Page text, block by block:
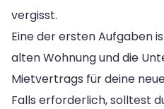
vergisst.
Eine der ersten Aufgaben
alten Wohnung und die
Mietvertrags für deine
Falls erforderlich, solltest